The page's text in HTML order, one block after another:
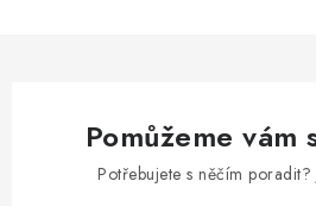
Pomůžeme vám
Potřebujete s něčím poradit?